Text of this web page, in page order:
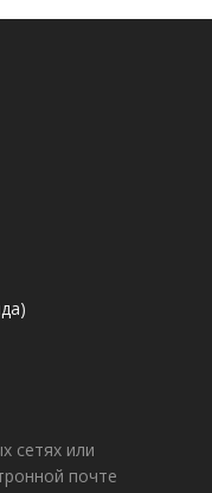
сетях или
почте